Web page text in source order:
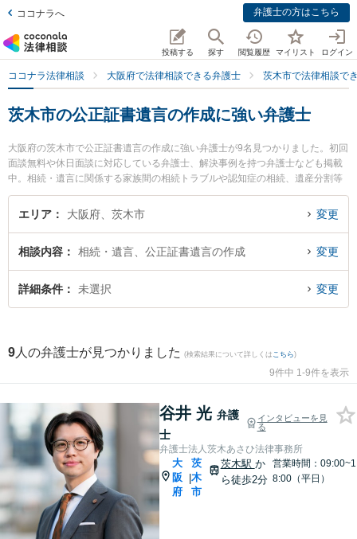
ココナラへ 弁護士の方はこちら
投稿する 探す 閲覧履歴 マイリスト ログイン
ココナラ法律相談 大阪府で法律相談できる弁護士 茨木市で法律相談で
茨木市の公正証書遺言の作成に強い弁護士
大阪府の茨木市で公正証書遺言の作成に強い弁護士が9名見つかりました。初回
面談無料や休日面談に対応している弁護士、解決事例を持つ弁護士なども掲載
中。相続・遺言に関係する家族間の相続トラブルや認知症の相続、遺産分割等
の細かな分野での絞り込み検索もでき便利です。特に弁護士法人茨木あさひ法
律事務所の谷井 光弁護士や柏葉法律事務所の河野 嵩士弁護士、葉方法律事務所
ぐに弁護士に相談したい』『公正証書遺言の作成のトラブル解決の実績豊富な
近くの弁護士を検索したい』『初回相談無料で公正証書遺言の作成を法律相談
できる茨木市内の弁護士に相談予約したい』などでお困りの相談者さんにおす
エリア 大阪府、茨木市 変更
相談内容 相続・遺言、公正証書遺言の作成 変更
詳細条件 未選択 変更
9 人の弁護士が見つかりました (検索結果について詳しくは こちら)
9件中 1-9件を表示
谷井 光 弁護
士
インタビューを見
る
弁護士法人茨木あさひ法律事務所
大
阪
府
|
茨
木
市
茨木駅 か
ら徒歩2分
営業時間：09:00~1
8:00（平日）